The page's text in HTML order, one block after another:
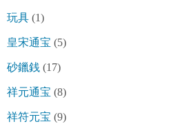
玩具 (1)
皇宋通宝 (5)
砂鑞銭 (17)
祥元通宝 (8)
祥符元宝 (9)